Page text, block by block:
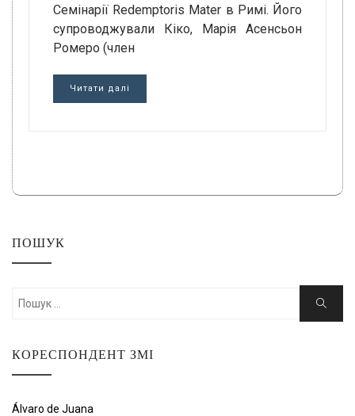
Семінарії Redemptoris Mater в Римі. Його
супроводжували Кіко, Марія Асенсьон
Ромеро (член
Читати далі
ПОШУК
Шукати:
Пошук
КОРЕСПОНДЕНТ ЗМІ
Álvaro de Juana